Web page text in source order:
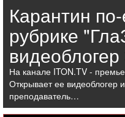
Карантин
рубрике
На канале ITON.TV -
Открывает ее видеоблогер
преподаватель…